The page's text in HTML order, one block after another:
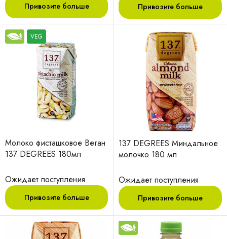
Привозите больше Привозите больше
VEG
Молоко фисташковое Веган
137 DEGREES 180мл
Ожидает поступления
Привозите больше
137 DEGREES Миндальное
молочко 180 мл
Ожидает поступления
Привозите больше